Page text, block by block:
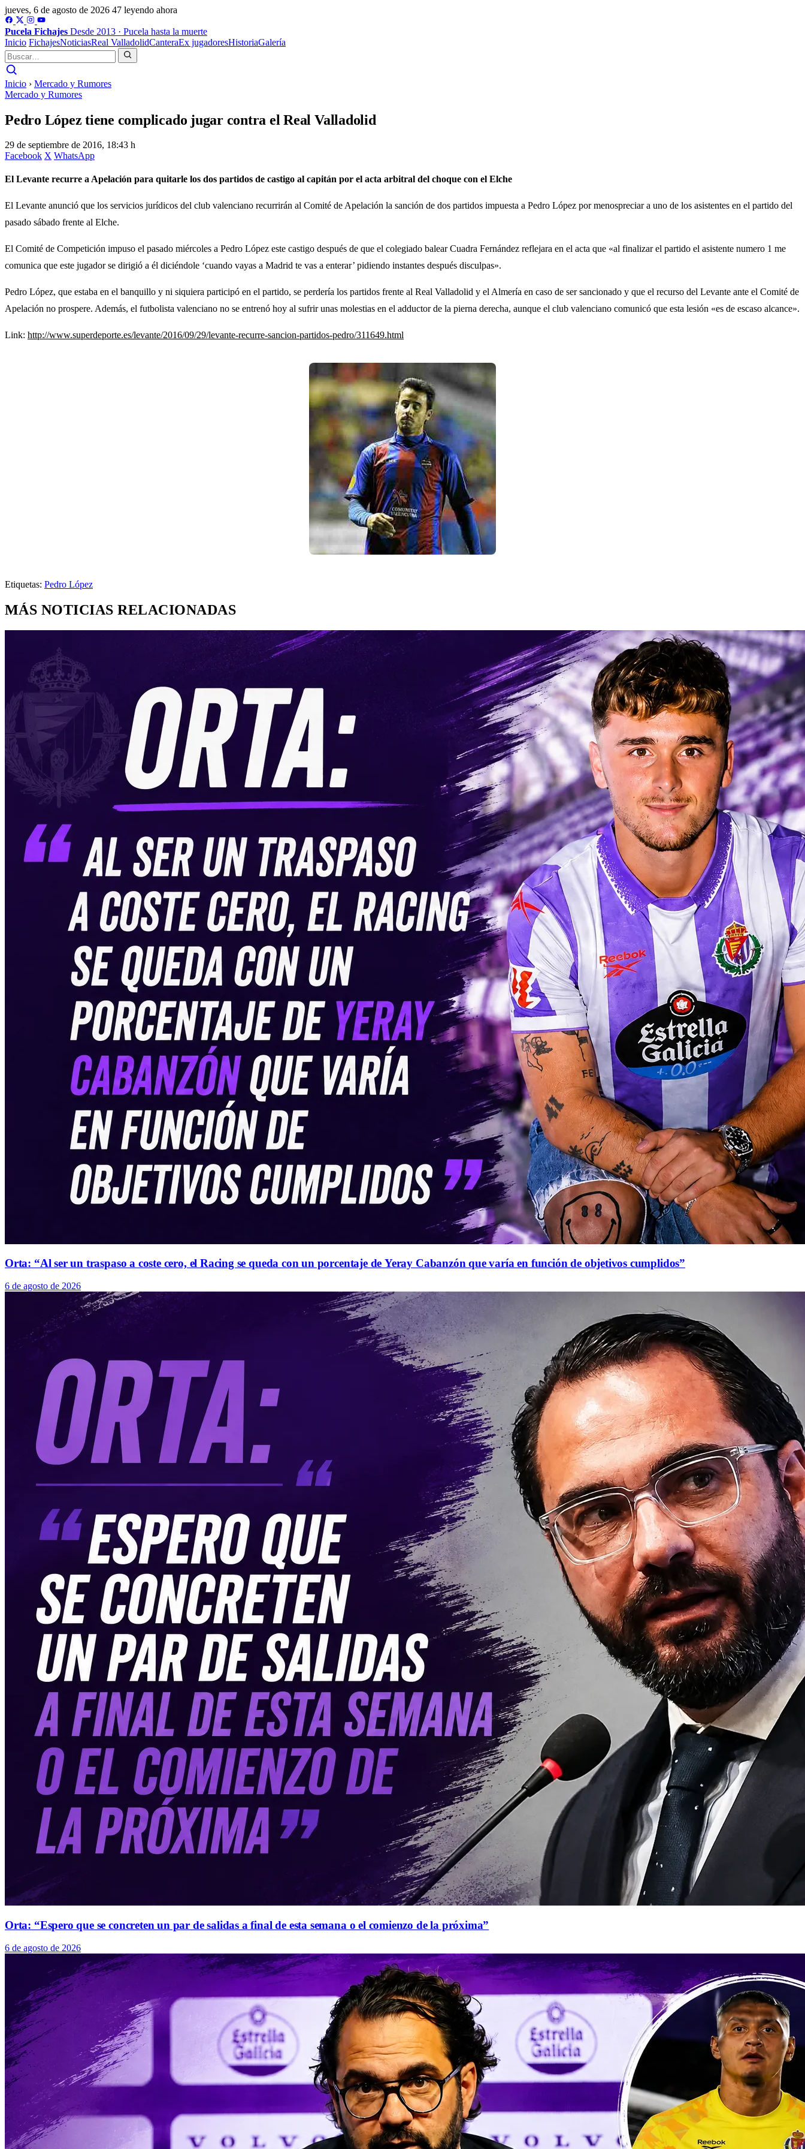
jueves, 6 de agosto de 2026 47 leyendo ahora
Pucela Fichajes Desde 2013 · Pucela hasta la muerte
Inicio FichajesNoticiasReal ValladolidCanteraEx jugadoresHistoriaGalería
Inicio › Mercado y Rumores
Mercado y Rumores
Pedro López tiene complicado jugar contra el Real Valladolid
29 de septiembre de 2016, 18:43 h
Facebook X WhatsApp
El Levante recurre a Apelación para quitarle los dos partidos de castigo al capitán por el acta arbitral del choque con el Elche
El Levante anunció que los servicios jurídicos del club valenciano recurrirán al Comité de Apelación la sanción de dos partidos impuesta a Pedro López por menospreciar a uno de los asistentes en el partido del
pasado sábado frente al Elche.
El Comité de Competición impuso el pasado miércoles a Pedro López este castigo después de que el colegiado balear Cuadra Fernández reflejara en el acta que «al finalizar el partido el asistente numero 1 me
comunica que este jugador se dirigió a él diciéndole ‘cuando vayas a Madrid te vas a enterar’ pidiendo instantes después disculpas».
Pedro López, que estaba en el banquillo y ni siquiera participó en el partido, se perdería los partidos frente al Real Valladolid y el Almería en caso de ser sancionado y que el recurso del Levante ante el Comité de
Apelación no prospere. Además, el futbolista valenciano no se entrenó hoy al sufrir unas molestias en el adductor de la pierna derecha, aunque el club valenciano comunicó que esta lesión «es de escaso alcance».
Link: http://www.superdeporte.es/levante/2016/09/29/levante-recurre-sancion-partidos-pedro/311649.html
Etiquetas: Pedro López
MÁS NOTICIAS RELACIONADAS
Orta: “Al ser un traspaso a coste cero, el Racing se queda con un porcentaje de Yeray Cabanzón que varía en función de objetivos cumplidos”
6 de agosto de 2026
Orta: “Espero que se concreten un par de salidas a final de esta semana o el comienzo de la próxima”
6 de agosto de 2026